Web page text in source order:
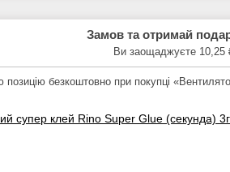
Замов та отримай
Ви заощаджуєте 10,25
безкоштовно при покупці
супер клей Rino Super Glue (секунда) 3г